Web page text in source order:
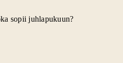
sopii juhlapukuun?